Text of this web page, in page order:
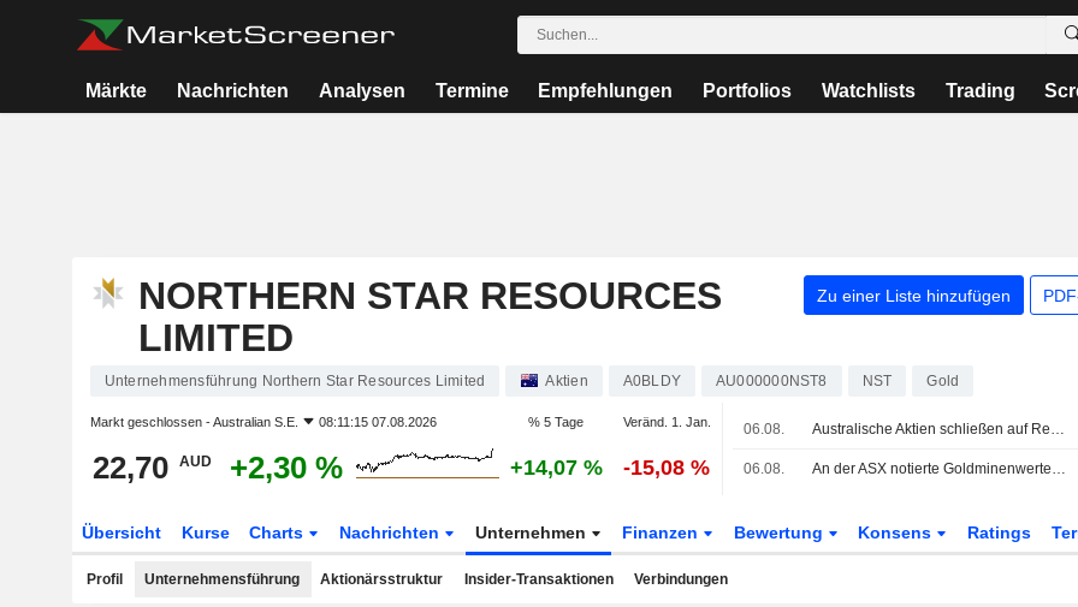
Märkte Nachrichten Analysen Termine Empfehlungen Portfolios Watchlists Trading
NORTHERN STAR RESOURCES
LIMITED
Zu einer Liste hinzufügen
Unternehmensführung Northern Star Resources Limited Aktien A0BLDY AU000000NST8 NST Gold
Markt geschlossen -Australian S.E. 08:11:15 07.08.2026 % 5 Tage Veränd. 1. Jan.
22,70 AUD +2,30 % +14,07 % -15,08 %
06.08. Australische Aktien schließen auf Rekordniveau: Anleger suchen Schutz vor KI-Volatilität
06.08. An der ASX notierte Goldminenwerte legen zu, da Goldpreise ihre Gewinne ausbauen
Übersicht Kurse Charts Nachrichten Unternehmen Finanzen Bewertung Konsens Ratings
Profil Unternehmensführung Aktionärsstruktur Insider-Transaktionen Verbindungen